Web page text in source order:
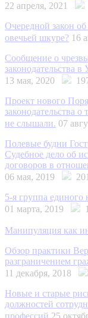
22 апреля, 2021
Очередной закон
овечьей шкуре? 16
Сообщение о
законодательства
13 мая, 2020
Проект нового
законодательства
не слышали. 07
Полевые будни
Судебное дело об
договоров в
06 мая, 2019
5-я группа единого
01 марта, 2019
Манипуляция как
Обзор практики
разграничением
11 декабря, 2018
Новые и старые
должностей